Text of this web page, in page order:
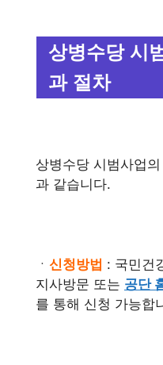
상병수당 시
과 절차
상병수당 시범사업
과 같습니다.
ㆍ 신청방법 : 국민건
지사방문 또는 공단
를 통해 신청 가능합